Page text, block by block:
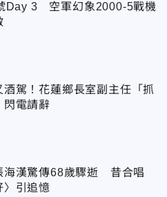
Day 3 空軍幻象2000-5戰機
酒駕！花蓮鄉長室副主任「抓
閃電請辭
海漢驚傳68歲驟逝 昔合唱
〉引追憶